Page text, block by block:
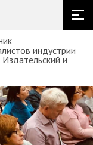
индустрии
и